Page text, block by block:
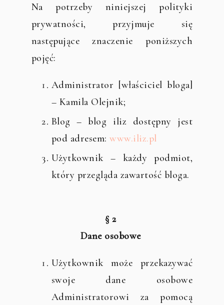
Na potrzeby niniejszej polityki
prywatności, przyjmuje się
następujące znaczenie poniższych
pojęć:
Administrator [właściciel bloga]
– Kamila Olejnik;
Blog – blog iliz dostępny jest
pod adresem:www.iliz.pl
Użytkownik – każdy podmiot,
który przegląda zawartość bloga.
§ 2
Dane osobowe
Użytkownik może przekazywać
swoje dane osobowe
Administratorowi za pomocą